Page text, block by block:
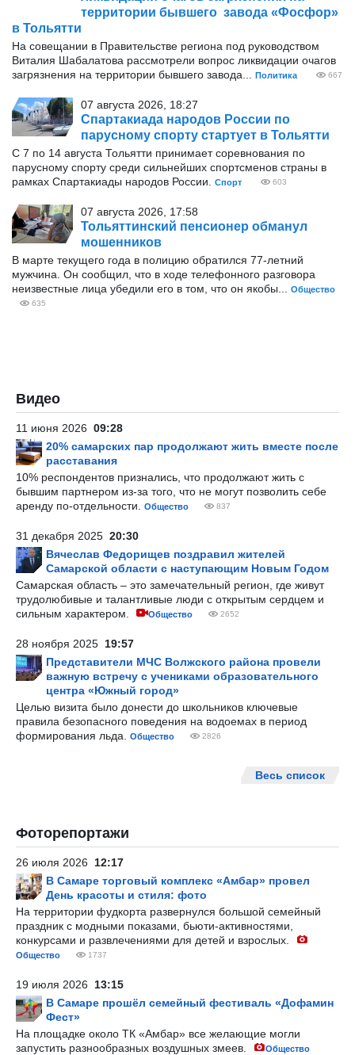
территории бывшего завода «Фосфор»
в Тольятти
На совещании в Правительстве региона под руководством
Виталия Шабалатова рассмотрели вопрос ликвидации очагов
загрязнения на территории бывшего завода...
Политика 667
07 августа 2026, 18:27
Спартакиада народов России по
парусному спорту стартует в Тольятти
С 7 по 14 августа Тольятти принимает соревнования по
парусному спорту среди сильнейших спортсменов страны в
рамках Спартакиады народов России.
Спорт 603
07 августа 2026, 17:58
Тольяттинский пенсионер обманул
мошенников
В марте текущего года в полицию обратился 77‑летний
мужчина. Он сообщил, что в ходе телефонного разговора
неизвестные лица убедили его в том, что он якобы...
Общество
635
Видео
11 июня 2026 09:28
20% самарских пар продолжают жить вместе после
расставания
10% респондентов признались, что продолжают жить с
бывшим партнером из-за того, что не могут позволить себе
аренду по-отдельности.
Общество 837
31 декабря 2025 20:30
Вячеслав Федорищев поздравил жителей
Самарской области с наступающим Новым Годом
Самарская область – это замечательный регион, где живут
трудолюбивые и талантливые люди с открытым сердцем и
сильным характером.
Общество 2652
28 ноября 2025 19:57
Представители МЧС Волжского района провели
важную встречу с учениками образовательного
центра «Южный город»
Целью визита было донести до школьников ключевые
правила безопасного поведения на водоемах в период
формирования льда.
Общество 2826
Весь список
Фоторепортажи
26 июля 2026 12:17
В Самаре торговый комплекс «Амбар» провел
День красоты и стиля: фото
На территории фудкорта развернулся большой семейный
праздник с модными показами, бьюти-активностями,
конкурсами и развлечениями для детей и взрослых.
Общество 1737
19 июля 2026 13:15
В Самаре прошёл семейный фестиваль «Дофамин
Фест»
На площадке около ТК «Амбар» все желающие могли
запустить разнообразных воздушных змеев.
Общество